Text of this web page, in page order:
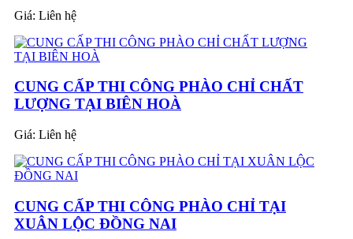
Giá: Liên hệ
CUNG CẤP THI CÔNG PHÀO CHỈ CHẤT
LƯỢNG TẠI BIÊN HOÀ
Giá: Liên hệ
CUNG CẤP THI CÔNG PHÀO CHỈ TẠI
XUÂN LỘC ĐỒNG NAI